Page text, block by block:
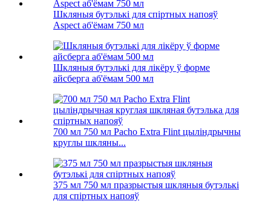
Шкляныя бутэлькі для спіртных напояў
Aspect аб'ёмам 750 мл
Шкляныя бутэлькі для лікёру ў форме
айсберга аб'ёмам 500 мл
700 мл 750 мл Pacho Extra Flint цыліндрычны
круглы шкляны...
375 мл 750 мл празрыстыя шкляныя бутэлькі
для спіртных напояў